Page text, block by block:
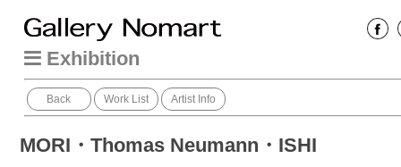
Exhibition
Back Work List Artist Info
MORI・Thomas Neumann・ISHI